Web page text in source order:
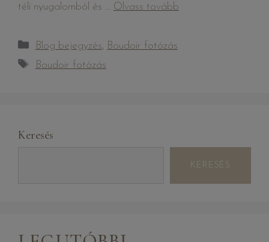
téli nyugalomból és … Olvass tovább
Blog bejegyzés, Boudoir fotózás
Boudoir fotózás
Keresés
KERESÉS